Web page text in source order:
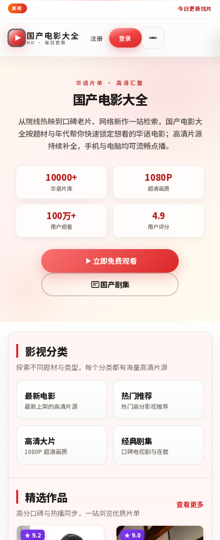
影视 今日更新找片
国产电影大全
HD · 每日更新
注册 登录
华语片单 · 高清汇整
国产电影大全
从院线热映到口碑老片、网络新作一站检索，国产电影大
全按题材与年代帮你快速锁定想看的华语电影；高清片源
持续补全，手机与电脑均可流畅点播。
10000+
华语片库
1080P
超清画质
100万+
用户观看
4.9
用户评分
立即免费观看
国产剧集
影视分类
探索不同题材与类型，每个分类都有海量高清片源
最新电影
最新上架的高清片源
热门推荐
热门高分影视推荐
高清大片
1080P 超清画质
经典剧集
口碑电视剧与连载
精选作品
高分口碑与热播同步，一站浏览优质片单
查看更多
★ 9.2 ★ 9.0